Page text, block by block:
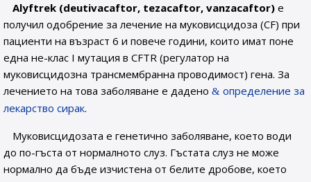
Alyftrek (deutivacaftor, tezacaftor, vanzacaftor) е
получил одобрение за лечение на муковисцидоза (CF) при
пациенти на възраст 6 и повече години, които имат поне
една не-клас I мутация в CFTR (регулатор на
муковисцидозна трансмембранна проводимост) гена. За
лечението на това заболяване е дадено
определение за
лекарство сирак.
Муковисцидозата е генетично заболяване, което води
до по-гъста от нормалното слуз. Гъстата слуз не може
нормално да бъде изчистена от белите дробове, което